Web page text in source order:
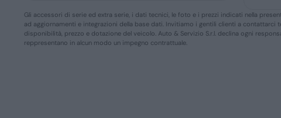
Gli accessori di serie ed extra serie, i dati tecnici, le foto e i prezzi indicati nella
ad aggiornamenti e integrazioni della base dati. Invitiamo i gentili clienti a contattarci
disponibilità, prezzo e dotazione del veicolo. Auto & Servizio S.r.l. declina ogni
reppresentano in alcun modo un impegno contrattuale.